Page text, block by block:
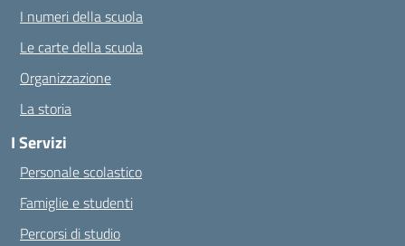
I numeri della scuola
Le carte della scuola
Organizzazione
La storia
I Servizi
Personale scolastico
Famiglie e studenti
Percorsi di studio